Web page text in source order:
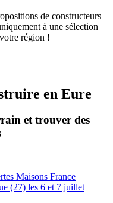
de constructeurs
à une sélection
région !
en Eure
et trouver des